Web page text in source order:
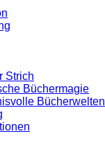
Strich
Büchermagie
Bücherwelten